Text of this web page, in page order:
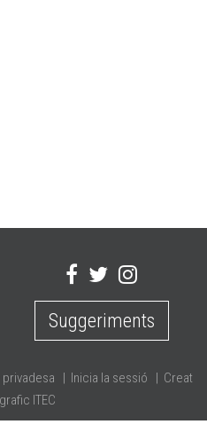
Suggeriments
| Inicia la sessió | Creat
ITEC